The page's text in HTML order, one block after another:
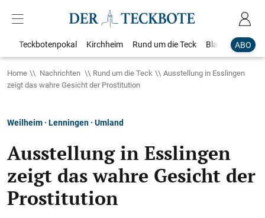
ABO
Teckbotenpokal Kirchheim Rund um die Teck Blaulicht
Home Nachrichten Rund um die Teck
Ausstellung in Esslingen
zeigt das wahre Gesicht der Prostitution
Weilheim · Lenningen · Umland
Ausstellung in Esslingen
zeigt das wahre Gesicht der
Prostitution